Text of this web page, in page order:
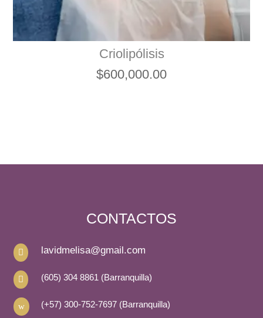
Criolipólisis
$600,000.00
CONTACTOS
 lavidmelisa@gmail.com
 (605) 304 8861 (Barranquilla)
w (+57) 300-752-7697 (Barranquilla)